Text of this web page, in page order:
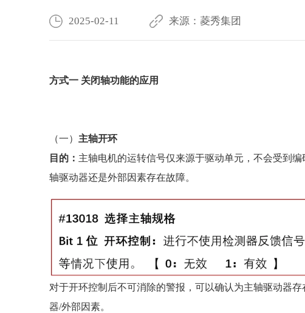
2025-02-11 来源：菱秀集团
方式一 关闭轴功能的应用
（一） 主轴开环
目的： 主轴电机的运转信号仅来源于驱动单元，不会受到
轴驱动器还是外部因素存在故障。
对于开环控制后不可消除的警报，可以确认为主轴驱动器
器/外部因素。